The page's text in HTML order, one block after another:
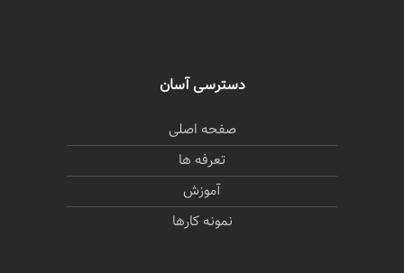
دسترسی آسان
صفحه اصلی
تعرفه ها
آموزش
نمونه کارها